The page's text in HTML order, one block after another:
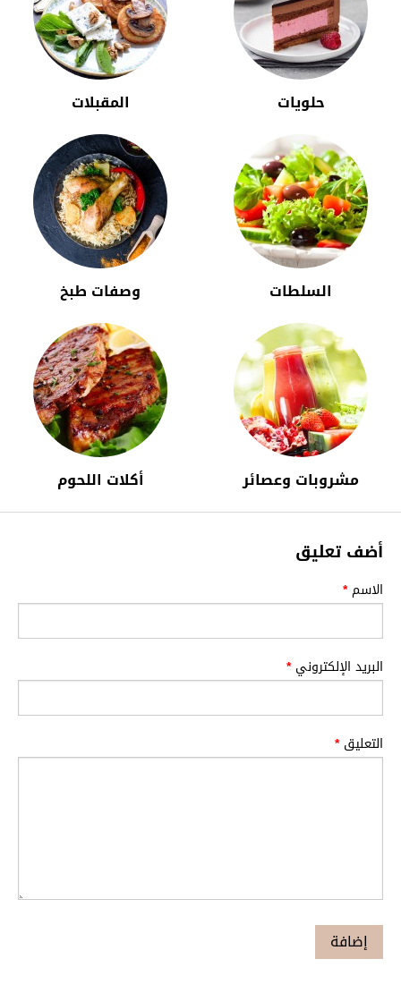
حلويات المقبلات
السلطات وصفات طبخ
مشروبات وعصائر أكلات اللحوم
أضف تعليق
الاسم*
البريد الإلكتروني*
التعليق*